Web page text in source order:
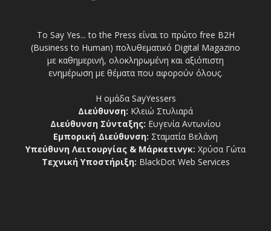
Το Say Yes... to the Press είναι το πρώτο free Β2Η
(Business to Human) πολυθεματικό Digital Magazino
με καθημερινή, ολοκληρωμένη και αξιόπιστη
ενημέρωση με θέματα που αφορούν όλους.
Η ομάδα SayYessers
Διεύθυνση: Κλειώ Στυλιαρά
Διεύθυνση Σύνταξης: Ευγενία Αντωνίου
Εμπορική Διεύθυνση: Σταματία Βελάνη
Υπεύθυνη Λειτουργίας & Μάρκετινγκ: Χρύσα Γώτα
Τεχνική Υποστήριξη: BlackDot Web Services